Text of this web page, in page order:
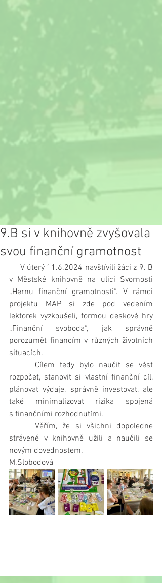
9.B si v knihovně zvyšovala
svou finanční gramotnost
v Městské knihovně na ulici Svornosti
„Hernu finanční gramotnosti“. V rámci
projektu MAP si zde pod vedením
lektorek vyzkoušeli, formou deskové hry
„Finanční svoboda“, jak správně
porozumět financím v různých životních
situacích.
rozpočet, stanovit si vlastní finanční cíl,
plánovat výdaje, správně investovat, ale
také minimalizovat rizika spojená
s finančními rozhodnutími.
     Věřím, že si všichni dopoledne
strávené v knihovně užili a naučili se
novým dovednostem.
M.Slobodová